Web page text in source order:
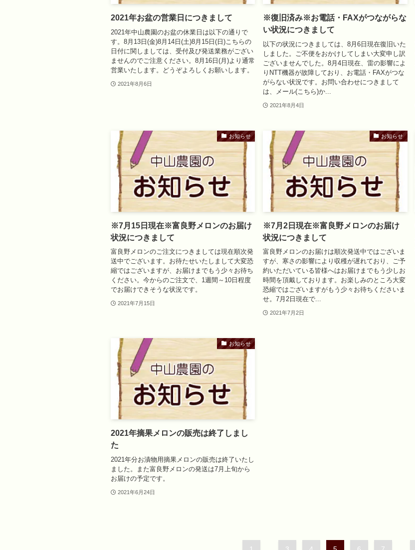
2021年お盆の営業日につきまして
2021年中山農園のお盆の休業日は以下の通りで
す。8月13日(金)8月14日(土)8月15日(日)こちらの
日付に関しましては、受付及び発送業務がござい
ませんのでご注意ください。8月16日(月)より通常
営業いたします。どうぞよろしくお願いします。
2021年8月6日
※復旧済み※お電話・FAXがつながらな
い状況につきまして
以下の状況につきましては、8月6日現在復旧いた
しました。ご不便をおかけしてしまい大変申し訳
ございませんでした。8月4日現在、雷の影響によ
りNTT機器が故障しており、お電話・FAXがつな
がらない状況です。お問い合わせにつきまして
は、メール(こちら)か...
2021年8月4日
お知らせ
※7月15日現在※富良野メロンのお届け
状況につきまして
富良野メロンのご注文につきましては現在順次発
送中でございます。お待たせいたしまして大変恐
縮ではございますが、お届けまでもう少々お待ち
ください。今からのご注文で、1週間～10日程度
でお届けできそうな状況です。
2021年7月15日
お知らせ
※7月2日現在※富良野メロンのお届け
状況につきまして
富良野メロンのお届けは順次発送中ではございま
すが、寒さの影響により収穫が遅れており、ご予
約いただいている皆様へはお届けまでもう少しお
時間を頂戴しております。お楽しみのところ大変
恐縮ではございますがもう少々お待ちくださいま
せ。7月2日現在で...
2021年7月2日
お知らせ
2021年摘果メロンの販売は終了しまし
た
2021年分お漬物用摘果メロンの販売は終了いたし
ました。また富良野メロンの発送は7月上旬から
お届けの予定です。
2021年6月24日